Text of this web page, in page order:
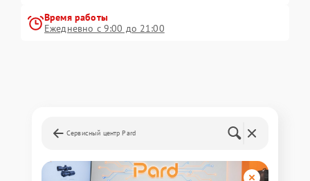
Время работы
Ежедневно с 9:00 до 21:00
Сервисный центр Pard